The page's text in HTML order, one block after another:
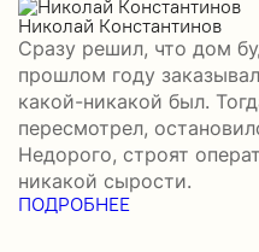
Николай Константинов
Сразу решил, что дом
прошлом году
какой-никакой был.
пересмотрел,
Недорого, строят
никакой сырости.
ПОДРОБНЕЕ